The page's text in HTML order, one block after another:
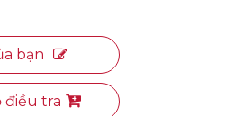
bạn
điều tra